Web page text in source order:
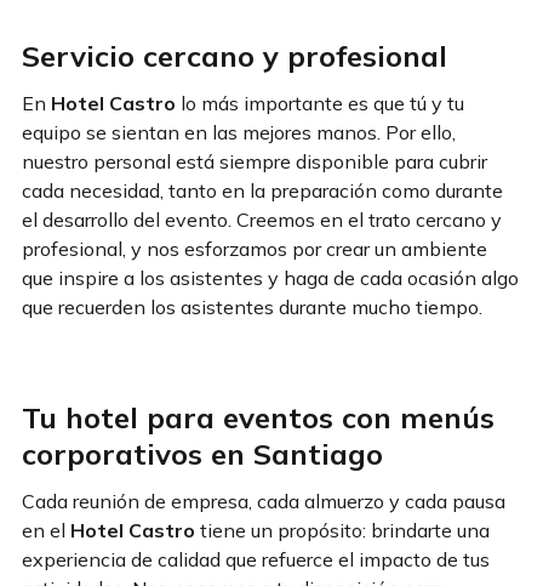
Servicio cercano y profesional
En Hotel Castro lo más importante es que tú y tu
equipo se sientan en las mejores manos. Por ello,
nuestro personal está siempre disponible para cubrir
cada necesidad, tanto en la preparación como durante
el desarrollo del evento. Creemos en el trato cercano y
profesional, y nos esforzamos por crear un ambiente
que inspire a los asistentes y haga de cada ocasión algo
que recuerden los asistentes durante mucho tiempo.
Tu hotel para eventos con menús
corporativos en Santiago
Cada reunión de empresa, cada almuerzo y cada pausa
en el Hotel Castro tiene un propósito: brindarte una
experiencia de calidad que refuerce el impacto de tus